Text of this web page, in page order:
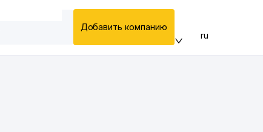
Добавить компанию
ru